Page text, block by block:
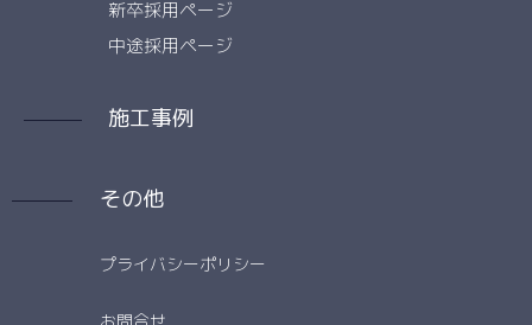
新卒採用ページ
中途採用ページ
施工事例
その他
プライバシーポリシー